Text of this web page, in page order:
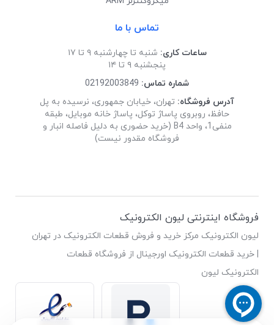
تماس با ما
ساعات کاری: شنبه تا چهارشنبه ۹ تا ۱۷
پنجشنبه ۹ تا ۱۴
شماره تماس: 02192003849
آدرس فروشگاه: تهران، خیابان جمهوری، نرسیده به پل
حافظ، روبروی پاساژ توکل، پاساژ خانه موبایل، طبقه
منفی1، واحد B4 (خرید حضوری به دلیل فاصله انبار و
فروشگاه مقدور نیست)
فروشگاه اینترنتی لیون الکترونیک
لیون الکترونیک مرکز خرید و فروش قطعات الکترونیک در تهران
| خرید قطعات الکترونیک اورجینال از فروشگاه قطعات
الکترونیک لیون